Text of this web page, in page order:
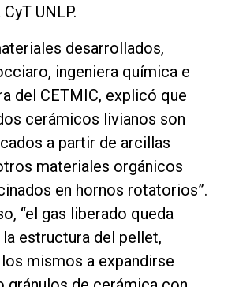
UNLP.
desarrollados,
ingeniera química e
del CETMIC, explicó que
cerámicos livianos son
a partir de arcillas
materiales orgánicos
en hornos rotatorios”.
“el gas liberado queda
estructura del pellet,
mismos a expandirse